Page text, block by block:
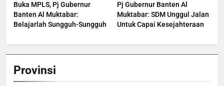
Buka MPLS, Pj Gubernur
Banten Al Muktabar:
Belajarlah Sungguh-Sungguh
Pj Gubernur Banten Al
Muktabar: SDM Unggul Jalan
Untuk Capai Kesejahteraan
Provinsi